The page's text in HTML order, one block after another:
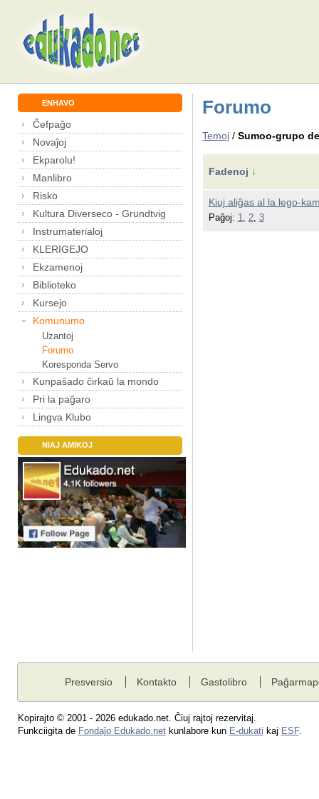
ENHAVO
Ĉefpaĝo
Novaĵoj
Ekparolu!
Manlibro
Risko
Kultura Diverseco - Grundtvig
Instrumaterialoj
KLERIGEJO
Ekzamenoj
Biblioteko
Kursejo
Komunumo
Uzantoj
Forumo
Koresponda Servo
Kunpaŝado ĉirkaŭ la mondo
Pri la paĝaro
Lingva Klubo
NIAJ AMIKOJ
Forumo
Temoj /Sumoo-grupo
Fadenoj ↓
Kiuj aliĝas al la lego-
Paĝoj: 1, 2, 3
Presversio Kontakto Gastolibro
Kopirajto © 2001 - 2026 edukado.net. Ĉiuj rajtoj rezervitaj.
Funkciigita de Fondaĵo Edukado.netkunlabore kun E-dukati kaj ESF.